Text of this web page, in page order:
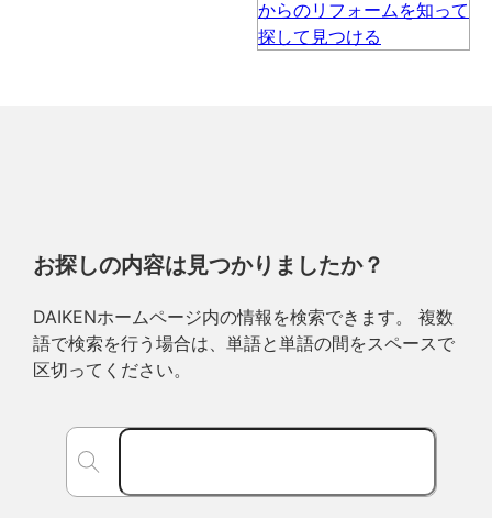
お探しの内容は見つかりましたか？
DAIKENホームページ内の情報を検索できます。 複数
語で検索を行う場合は、単語と単語の間をスペースで
区切ってください。